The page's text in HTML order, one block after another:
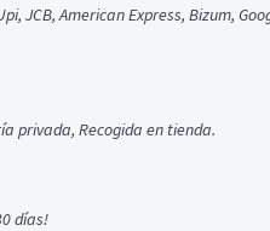
JCB, American Express, Bizum,
privada, Recogida en tienda.
días!